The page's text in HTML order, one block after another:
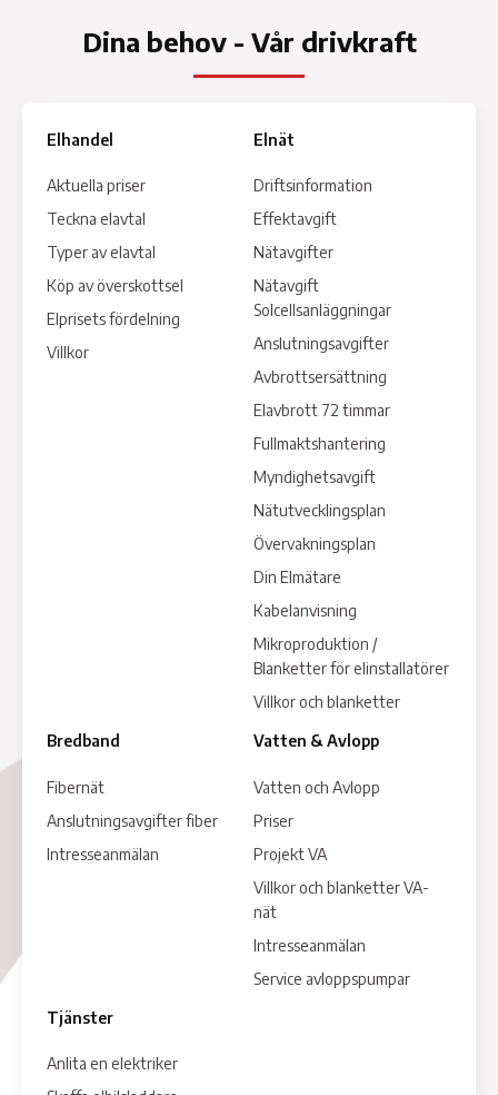
Dina behov - Vår drivkraft
Elhandel
Aktuella priser
Teckna elavtal
Typer av elavtal
Köp av överskottsel
Elprisets fördelning
Villkor
Elnät
Driftsinformation
Effektavgift
Nätavgifter
Nätavgift
Solcellsanläggningar
Anslutningsavgifter
Avbrottsersättning
Elavbrott 72 timmar
Fullmaktshantering
Myndighetsavgift
Nätutvecklingsplan
Övervakningsplan
Din Elmätare
Kabelanvisning
Mikroproduktion /
Blanketter för elinstallatörer
Villkor och blanketter
Bredband
Fibernät
Anslutningsavgifter fiber
Intresseanmälan
Vatten & Avlopp
Vatten och Avlopp
Priser
Projekt VA
Villkor och blanketter VA-
nät
Intresseanmälan
Service avloppspumpar
Tjänster
Anlita en elektriker